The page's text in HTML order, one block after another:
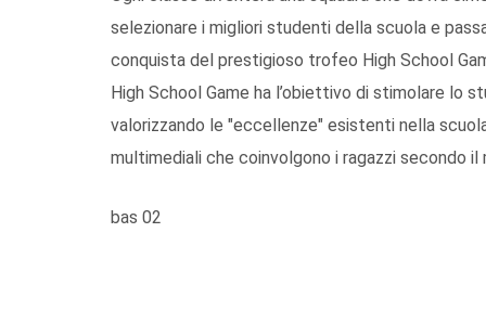
selezionare i migliori studenti della scuola e
conquista del prestigioso trofeo High School
High School Game ha l’obiettivo di stimolare lo
valorizzando le "eccellenze" esistenti nella
multimediali che coinvolgono i ragazzi secondo
bas 02